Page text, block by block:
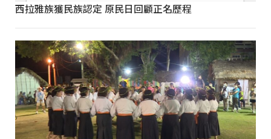
西拉雅族獲民族認定 原民日回顧正名歷程